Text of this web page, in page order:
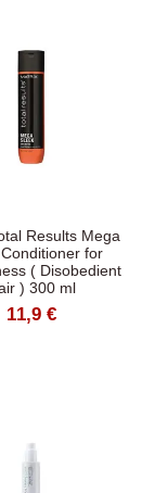
Results Mega
for
( Disobedient
) 300 ml
11,9 €